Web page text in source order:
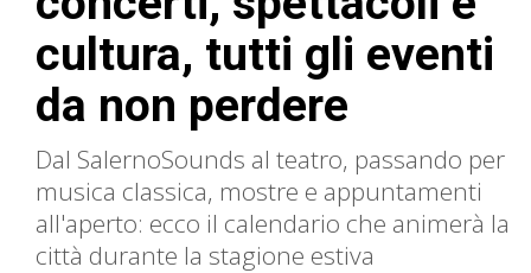
cultura, tutti gli eventi
da non perdere
Dal SalernoSounds al teatro, passando per
musica classica, mostre e appuntamenti
all'aperto: ecco il calendario che animerà la
città durante la stagione estiva